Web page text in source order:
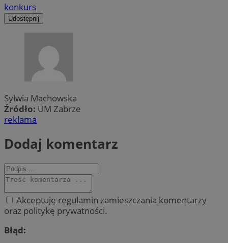
konkurs
Udostępnij
Sylwia Machowska
Źródło: UM Zabrze
reklama
Dodaj komentarz
Akceptuję regulamin zamieszczania komentarzy
oraz politykę prywatności.
Błąd: